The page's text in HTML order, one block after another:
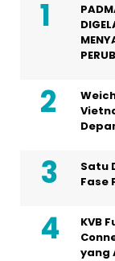
Satu
Fase
KVB
yang